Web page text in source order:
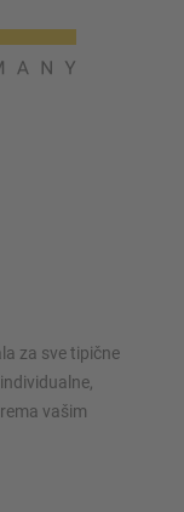
za sve tipične
vašim